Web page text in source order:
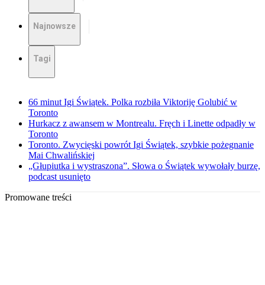
Najnowsze
Tagi
66 minut Igi Świątek. Polka rozbiła Viktoriję Golubić w
Toronto
Hurkacz z awansem w Montrealu. Fręch i Linette odpadły w
Toronto
Toronto. Zwycięski powrót Igi Świątek, szybkie pożegnanie
Mai Chwalińskiej
„Głupiutka i wystraszona”. Słowa o Świątek wywołały burzę,
podcast usunięto
Promowane treści